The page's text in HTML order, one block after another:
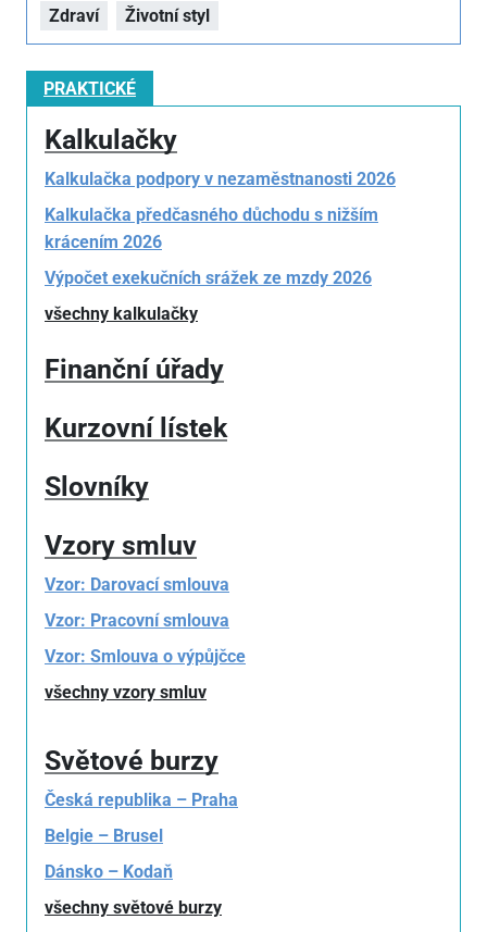
Zdraví
Životní styl
PRAKTICKÉ
Kalkulačky
Kalkulačka podpory v nezaměstnanosti 2026
Kalkulačka předčasného důchodu s nižším
krácením 2026
Výpočet exekučních srážek ze mzdy 2026
všechny kalkulačky
Finanční úřady
Kurzovní lístek
Slovníky
Vzory smluv
Vzor: Darovací smlouva
Vzor: Pracovní smlouva
Vzor: Smlouva o výpůjčce
všechny vzory smluv
Světové burzy
Česká republika – Praha
Belgie – Brusel
Dánsko – Kodaň
všechny světové burzy